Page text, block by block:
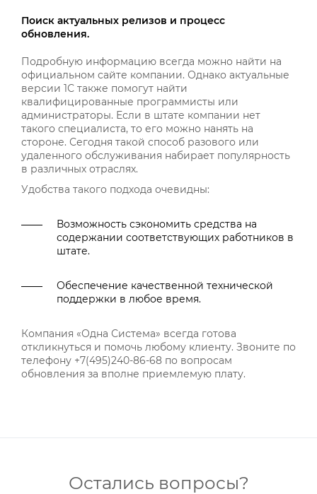
Поиск актуальных релизов и процесс
обновления.
Подробную информацию всегда можно найти на
официальном сайте компании. Однако актуальные
версии 1С также помогут найти
квалифицированные программисты или
администраторы. Если в штате компании нет
такого специалиста, то его можно нанять на
стороне. Сегодня такой способ разового или
удаленного обслуживания набирает популярность
в различных отраслях.
Удобства такого подхода очевидны:
Возможность сэкономить средства на
содержании соответствующих работников в
штате.
Обеспечение качественной технической
поддержки в любое время.
Компания «Одна Система» всегда готова
откликнуться и помочь любому клиенту. Звоните по
телефону +7(495)240-86-68 по вопросам
обновления за вполне приемлемую плату.
Остались вопросы?